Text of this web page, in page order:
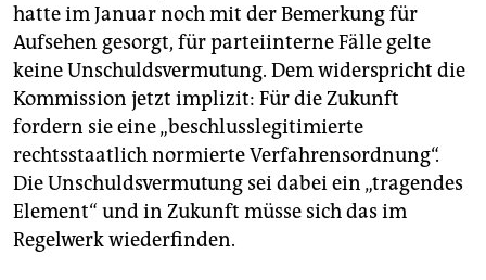
hatte im Januar noch mit der Bemerkung für
Aufsehen gesorgt, für parteiinterne Fälle gelte
keine Unschuldsvermutung. Dem widerspricht die
Kommission jetzt implizit: Für die Zukunft
fordern sie eine „beschlusslegitimierte
rechtsstaatlich normierte Verfahrensordnung“.
Die Unschuldsvermutung sei dabei ein „tragendes
Element“ und in Zukunft müsse sich das im
Regelwerk wiederfinden.